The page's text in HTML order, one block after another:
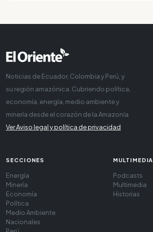
Noticias de Ecuador, Colombia y Perú, y
su región amazónica. Cubriendo política,
economía, energía, medio ambiente y
minería desde el corazón de la Amazonía
Ver Aviso legal y política de privacidad
SECCIONES
Energía
Minería
Economía
Política
Medio Ambiente
Nacionales
MULTIMEDIA
Podcasts
Multimedia
Historias